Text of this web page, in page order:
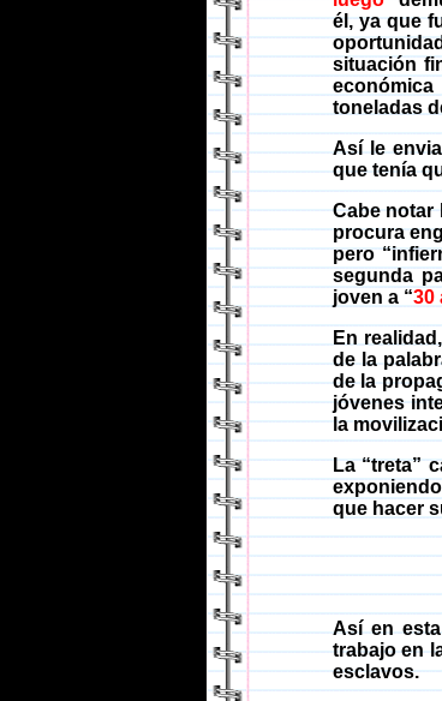
él, ya que
situación
toneladas
Así le
que tenía
Cabe notar
procura
pero
segunda
joven a “30
En
de la
de la
jóvenes
la
La “treta”
que hacer
Así en
trabajo en
esclavos.